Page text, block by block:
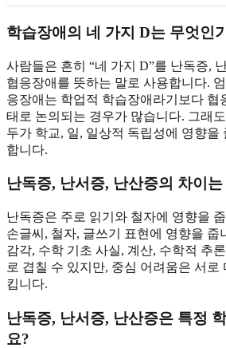
학습장애의 네 가지 D는 무엇인
사람들은 흔히 “네 가지 D”를 난독증,
협응장애를 뜻하는 말로 사용합니다.
응장애는 학업적 학습장애라기보다 협
태로 논의되는 경우가 많습니다. 그래
두가 학교, 일, 일상적 독립성에 영향을
합니다.
난독증, 난서증, 난산증의 차이
난독증은 주로 읽기와 철자에 영향을
손글씨, 철자, 글쓰기 표현에 영향을 줍
감각, 수학 기초 사실, 계산, 수학적 추
로 겹칠 수 있지만, 중심 어려움은 서로
킵니다.
난독증, 난서증, 난산증은 특정
요?